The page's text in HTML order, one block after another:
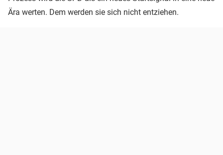
Ära werten. Dem werden sie sich nicht entziehen.